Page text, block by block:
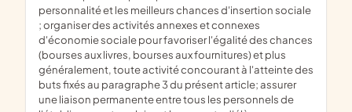
personnalité et les meilleurs chances d'insertion sociale
; organiser des activités annexes et connexes
d'économie sociale pour favoriser l'égalité des chances
(bourses aux livres, bourses aux fournitures) et plus
généralement, toute activité concourant à l'atteinte des
buts fixés au paragraphe 3 du présent article; assurer
une liaison permanente entre tous les personnels de